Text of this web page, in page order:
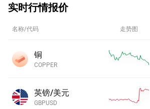
实时行情报价
名称/代码 走势图
铜
COPPER
英镑/美元
GBPUSD